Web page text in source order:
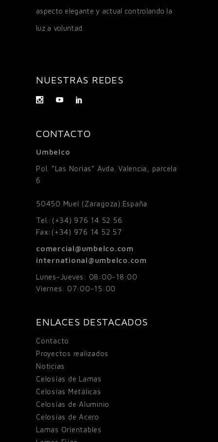
aspecto elegante y actual controlando la
luz a voluntad.
NUESTRAS REDES
CONTACTO
Umbelco
Pol. “Las Norias” Avda. Valencia, parcela
6
50450 Muel (Zaragoza).España
Tel.: (+34) 976 14 52 56
Fax: (+34) 976 14 52 57
comercial@umbelco.com
international@umbelco.com
Lunes-Jueves: 08:00-18:00
Viernes: 07:00-15:00
ENLACES DESTACADOS
Contacto
Proyectos realizados
Noticias
Celosías de Lamas
Celosías Metálicas
Celosías de Aluminio
Celosías de Acero
Lamas Orientables